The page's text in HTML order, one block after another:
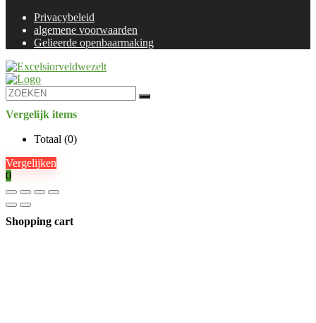
Privacybeleid
algemene voorwaarden
Gelieerde openbaarmaking
Vergelijk items
Totaal (0)
Vergelijken
0
Shopping cart